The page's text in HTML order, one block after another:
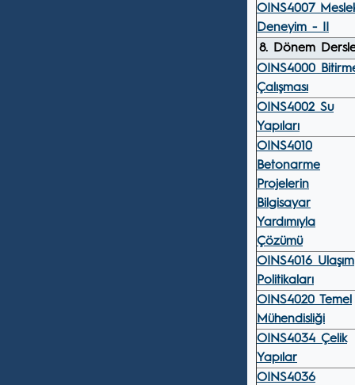
OINS4007
Deneyim - II
8. Dönem
OINS4000
Çalışması
OINS4002 Su
Yapıları
OINS4010
Betonarme
Projelerin
Bilgisayar
Yardımıyla
Çözümü
OINS4016 Ulaşım
Politikaları
OINS4020 Temel
Mühendisliği
OINS4034 Çelik
Yapılar
OINS4036